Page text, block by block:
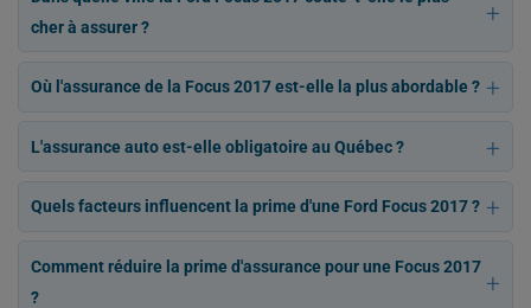
cher à assurer ?
Où l'assurance de la Focus 2017 est-elle la plus abordable ?
L'assurance auto est-elle obligatoire au Québec ?
Quels facteurs influencent la prime d'une Ford Focus 2017 ?
Comment réduire la prime d'assurance pour une Focus 2017
?